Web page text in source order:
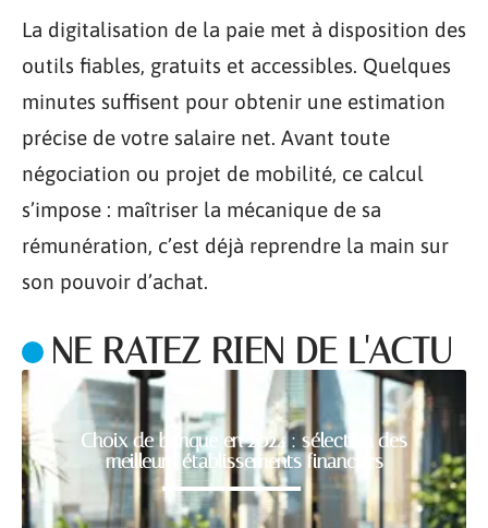
La digitalisation de la paie met à disposition des
outils fiables, gratuits et accessibles. Quelques
minutes suffisent pour obtenir une estimation
précise de votre salaire net. Avant toute
négociation ou projet de mobilité, ce calcul
s’impose : maîtriser la mécanique de sa
rémunération, c’est déjà reprendre la main sur
son pouvoir d’achat.
NE RATEZ RIEN DE L'ACTU
Choix de banque en 2024 : sélection des
meilleurs établissements financiers